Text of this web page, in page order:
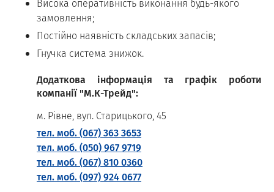
Висока оперативність виконання будь-якого
замовлення;
Постійно наявність складських запасів;
Гнучка система знижок.
Додаткова інформація та графік роботи
компанії "М.К-Трейд":
м. Рівне, вул. Старицького, 45
тел. моб. (067) 363 3653
тел. моб. (050) 967 9719
тел. моб. (067) 810 0360
тел. моб. (097) 924 0677